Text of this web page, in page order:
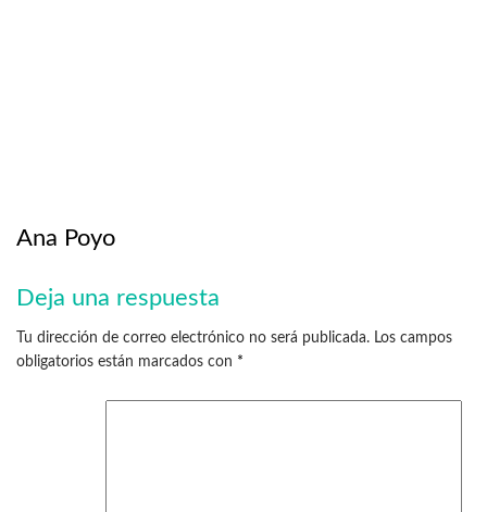
Ana Poyo
Deja una respuesta
Tu dirección de correo electrónico no será publicada. Los campos
obligatorios están marcados con *